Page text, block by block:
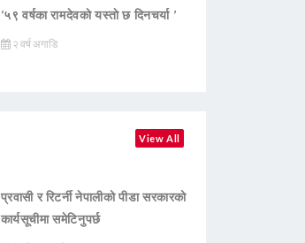
‘५९ वर्षका रामदेवकाे यस्ताे छ दिनचर्या ’
२ वर्ष अगाडि
View All
प्रवासी र रिटर्नी नेपालीको पीडा सरकारको
कार्यसूचीमा समेटिनुपर्छ